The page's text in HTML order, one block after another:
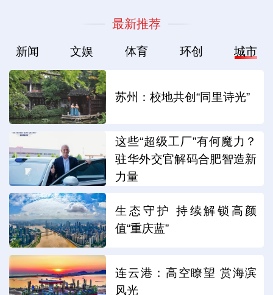
最新推荐
新闻 文娱 体育 环创 城市
苏州：校地共创“同里诗光”
这些“超级工厂”有何魔力？
驻华外交官解码合肥智造新
力量
生态守护 持续解锁高颜
值“重庆蓝”
连云港：高空瞭望 赏海滨
风光